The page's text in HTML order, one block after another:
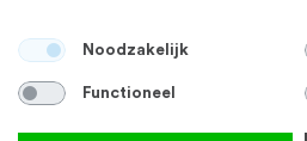
Noodzakelijk
Functioneel